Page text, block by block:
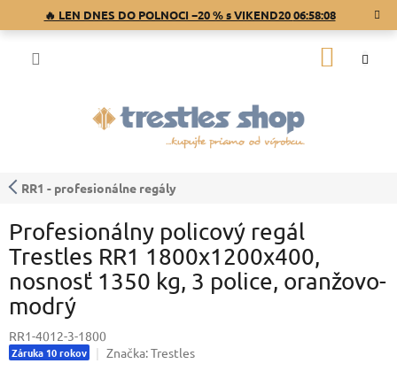
🔥 LEN DNES DO POLNOCI −20 % s VIKEND2006:58:08
RR1 - profesionálne regály
Profesionálny policový regál
Trestles RR1 1800x1200x400,
nosnosť 1350 kg, 3 police, oranžovo-
modrý
RR1-4012-3-1800
Záruka 10 rokov Značka:Trestles